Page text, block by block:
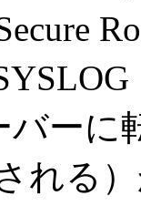
バーに
れる